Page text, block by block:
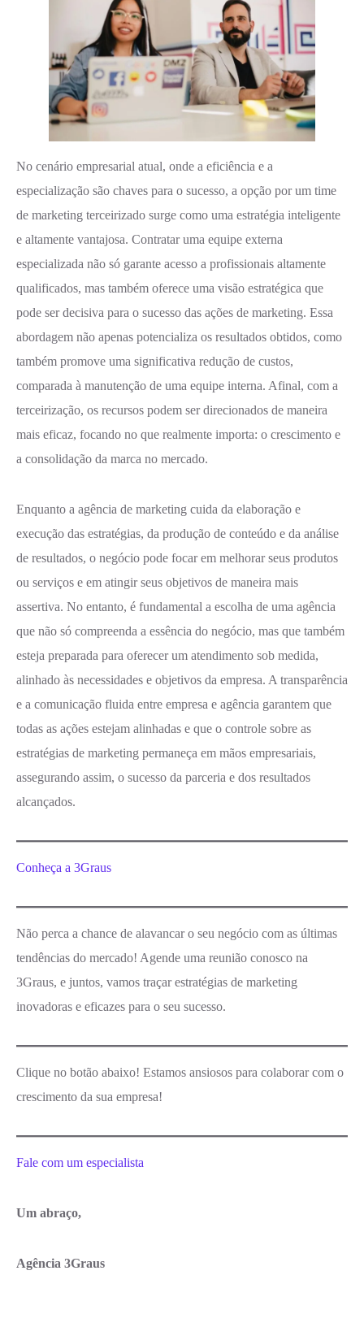
No cenário empresarial atual, onde a eficiência e a
especialização são chaves para o sucesso, a opção por um time
de marketing terceirizado surge como uma estratégia inteligente
e altamente vantajosa. Contratar uma equipe externa
especializada não só garante acesso a profissionais altamente
qualificados, mas também oferece uma visão estratégica que
pode ser decisiva para o sucesso das ações de marketing. Essa
abordagem não apenas potencializa os resultados obtidos, como
também promove uma significativa redução de custos,
comparada à manutenção de uma equipe interna. Afinal, com a
terceirização, os recursos podem ser direcionados de maneira
mais eficaz, focando no que realmente importa: o crescimento e
a consolidação da marca no mercado.
Enquanto a agência de marketing cuida da elaboração e
execução das estratégias, da produção de conteúdo e da análise
de resultados, o negócio pode focar em melhorar seus produtos
ou serviços e em atingir seus objetivos de maneira mais
assertiva. No entanto, é fundamental a escolha de uma agência
que não só compreenda a essência do negócio, mas que também
esteja preparada para oferecer um atendimento sob medida,
alinhado às necessidades e objetivos da empresa. A transparência
e a comunicação fluida entre empresa e agência garantem que
todas as ações estejam alinhadas e que o controle sobre as
estratégias de marketing permaneça em mãos empresariais,
assegurando assim, o sucesso da parceria e dos resultados
alcançados.
Conheça a 3Graus
Não perca a chance de alavancar o seu negócio com as últimas
tendências do mercado! Agende uma reunião conosco na
3Graus, e juntos, vamos traçar estratégias de marketing
inovadoras e eficazes para o seu sucesso.
Clique no botão abaixo! Estamos ansiosos para colaborar com o
crescimento da sua empresa!
Fale com um especialista
Um abraço,
Agência 3Graus